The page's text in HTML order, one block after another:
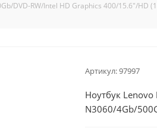
DVD-RW/Intel HD Graphics 400/15.6"/HD
Артикул:97997
Ноутбук Lenovo
N3060/4Gb/